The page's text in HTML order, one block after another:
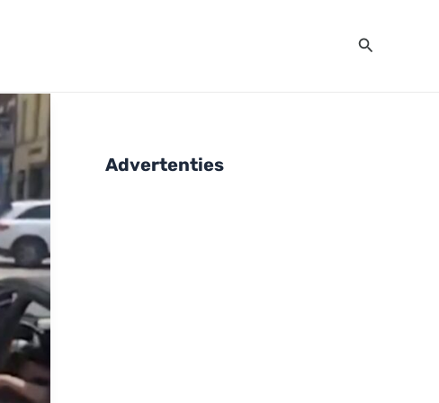
Zoeken
Advertenties